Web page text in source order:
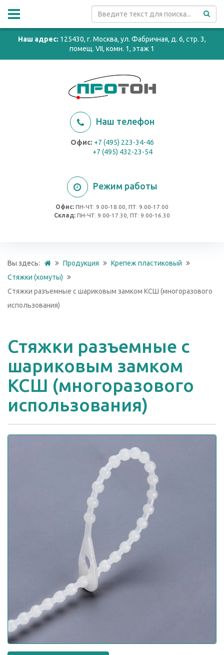
Наш адрес: 125430, г. Москва, ул. Фабричная, д. 6, стр. 3,
помещ. VII, комн. 1, этаж 1
Наш телефон
Офис: +7 (495) 223-34-46
+7 (495) 432-23-54
Режим работы
Офис: ПН-ЧТ: 9.00-18.00, ПТ: 9.00-17.00
Cклад: ПН-ЧТ: 9.00-17.30, ПТ: 9.00-16.30
Вы здесь: Продукция
Крепеж пластиковый
Стяжки (хомуты)
Стяжки разъемные с шариковым замком КСШ (многоразового
использования)
Стяжки разъемные с
шариковым замком
КСШ (многоразового
использования)